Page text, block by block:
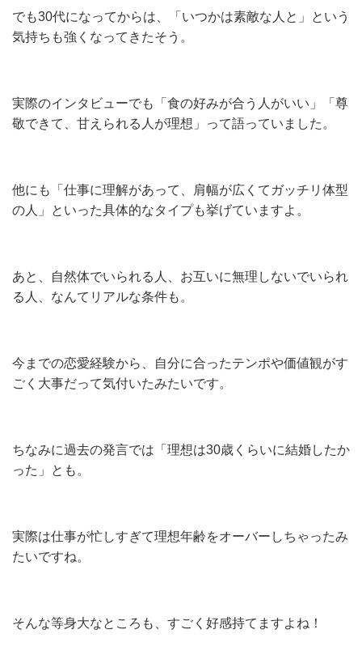
でも30代になってからは、「いつかは素敵な人と」という
気持ちも強くなってきたそう。
実際のインタビューでも「食の好みが合う人がいい」「尊
敬できて、甘えられる人が理想」って語っていました。
他にも「仕事に理解があって、肩幅が広くてガッチリ体型
の人」といった具体的なタイプも挙げていますよ。
あと、自然体でいられる人、お互いに無理しないでいられ
る人、なんてリアルな条件も。
今までの恋愛経験から、自分に合ったテンポや価値観がす
ごく大事だって気付いたみたいです。
ちなみに過去の発言では「理想は30歳くらいに結婚したか
った」とも。
実際は仕事が忙しすぎて理想年齢をオーバーしちゃったみ
たいですね。
そんな等身大なところも、すごく好感持てますよね！